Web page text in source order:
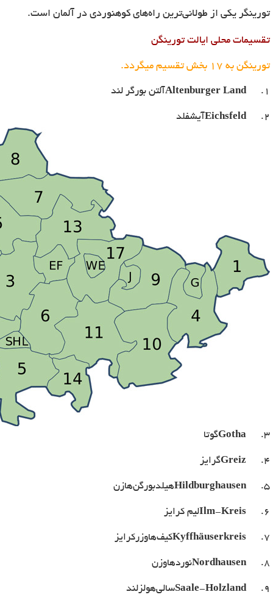
تورینگر یکی از طولانی‌ترین راه‌های کوهنوردی در آلمان است.
تقسیمات محلی ایالت تورینگن
تورینگن به 17 بخش تقسیم میگردد.
1
.
Altenburger Landآلتن بورگر لند
2.
Eichsfeldآیشفلد
3.
Gothaگوتا
4.
Greizگرایز
5.
Hildburghausenهیلدبورگن‌هازن
6.
Ilm-Kreisلیم کرایز
7.
Kyffhäuserkreisکیف‌هاوزرکرایز
8.
Nordhausenنوردهاوزن
9.
Saale-Holzlandسالی‌هولزلند